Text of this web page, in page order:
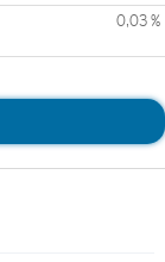
0,03 %